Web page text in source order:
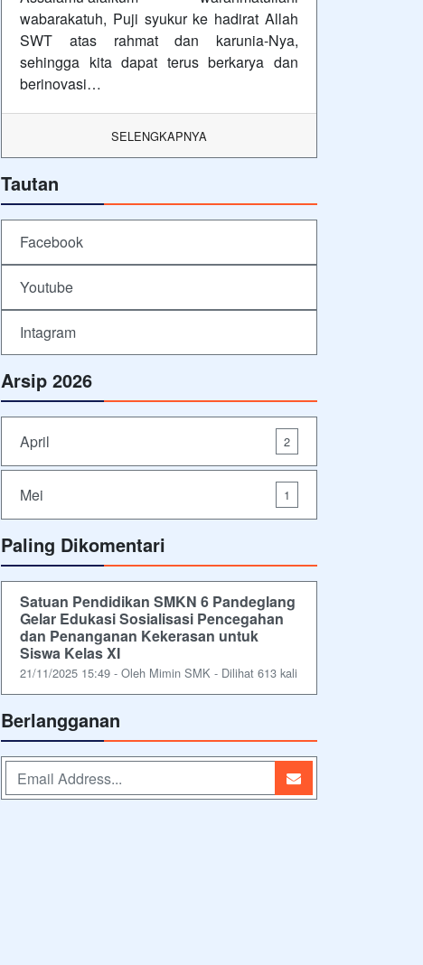
wabarakatuh, Puji syukur ke hadirat Allah
SWT atas rahmat dan karunia-Nya,
sehingga kita dapat terus berkarya dan
berinovasi…
SELENGKAPNYA
Tautan
Facebook
Youtube
Intagram
Arsip 2026
April 2
Mei 1
Paling Dikomentari
Satuan Pendidikan SMKN 6 Pandeglang
Gelar Edukasi Sosialisasi Pencegahan
dan Penanganan Kekerasan untuk
Siswa Kelas XI
21/11/2025 15:49 - Oleh Mimin SMK - Dilihat 613 kali
Berlangganan